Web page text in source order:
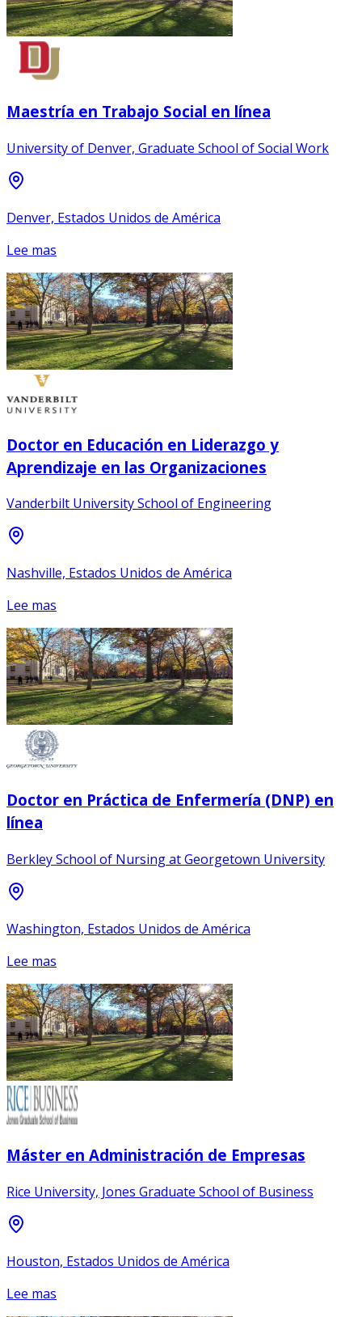
Maestría en Trabajo Social en línea
University of Denver, Graduate School of Social Work
Denver, Estados Unidos de América
Lee mas
Doctor en Educación en Liderazgo y
Aprendizaje en las Organizaciones
Vanderbilt University School of Engineering
Nashville, Estados Unidos de América
Lee mas
Doctor en Práctica de Enfermería (DNP) en
línea
Berkley School of Nursing at Georgetown University
Washington, Estados Unidos de América
Lee mas
Máster en Administración de Empresas
Rice University, Jones Graduate School of Business
Houston, Estados Unidos de América
Lee mas